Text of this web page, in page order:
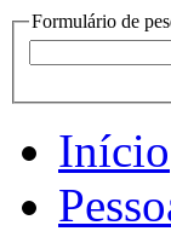
Formulário de
Início